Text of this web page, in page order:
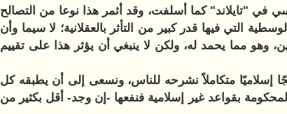
في "تايلاند" كما أسلفت، وقد أثمر هذا نوعا من التصالح
التي فيها قدر كبير من التأثر بالعقلانية؛ لا سيما وأن
وهو مما يحمد له، ولكن لا ينبغي أن يؤثر هذا على تقييم
إسلاميًا متكاملاً نشرحه للناس، ونسعى إلى أن يطبقه كل
بقواعد غير إسلامية فنفعها -إن وجد- أقل بكثير من